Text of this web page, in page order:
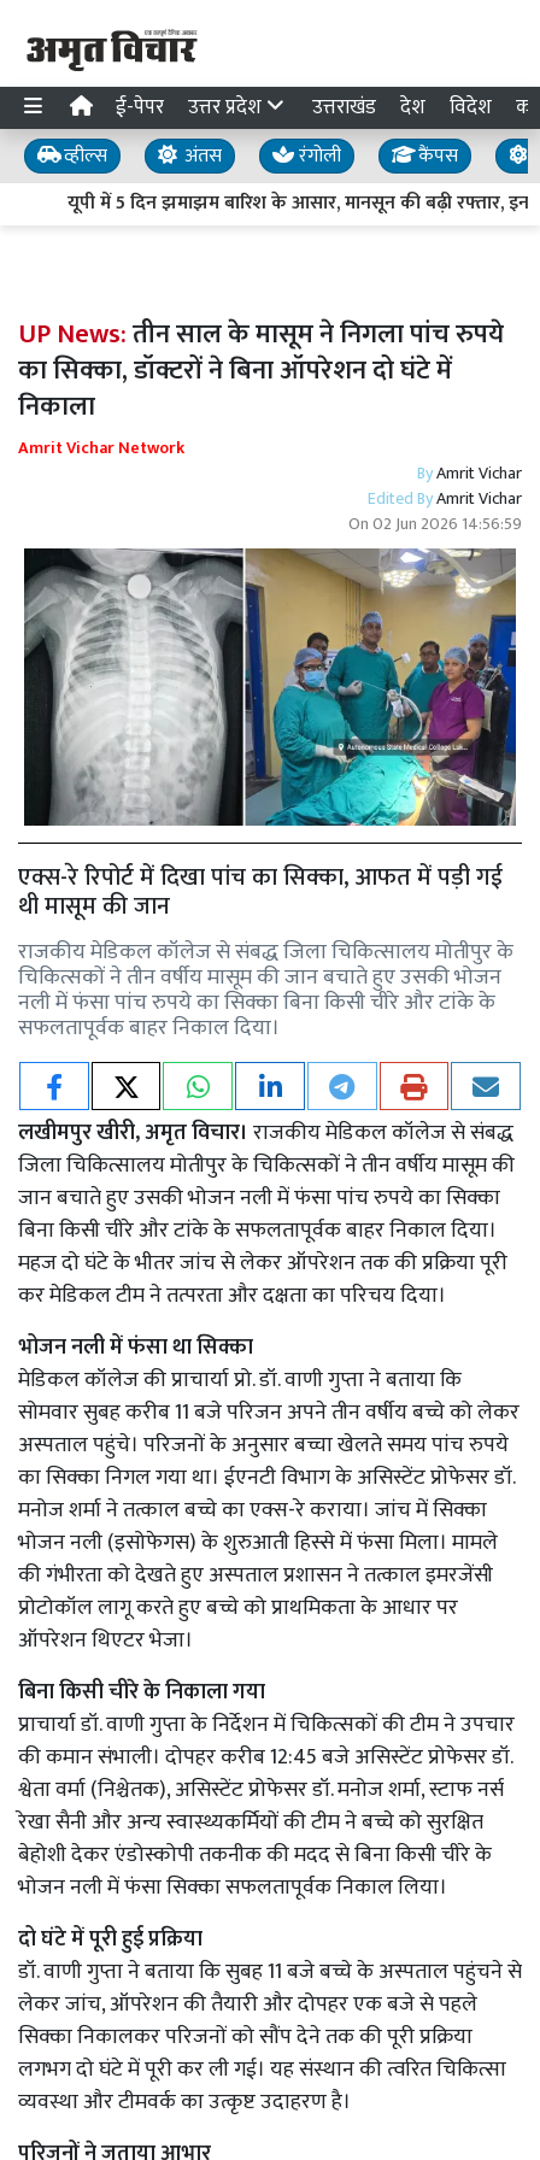
ई-पेपर उत्तर प्रदेश उत्तराखंड देश विदेश
व्हील्स अंतस रंगोली कैंपस
यूपी में 5 दिन झमाझम बारिश के आसार, मानसून की बढ़ी रफ्तार, इन
UP News:तीन साल के मासूम ने निगला पांच रुपये
का सिक्का, डॉक्टरों ने बिना ऑपरेशन दो घंटे में
निकाला
Amrit Vichar Network
ByAmrit Vichar
Edited ByAmrit Vichar
On02 Jun 2026 14:56:59
एक्स-रे रिपोर्ट में दिखा पांच का सिक्का, आफत में पड़ी गई
थी मासूम की जान
राजकीय मेडिकल कॉलेज से संबद्ध जिला चिकित्सालय मोतीपुर के
चिकित्सकों ने तीन वर्षीय मासूम की जान बचाते हुए उसकी भोजन
नली में फंसा पांच रुपये का सिक्का बिना किसी चीरे और टांके के
सफलतापूर्वक बाहर निकाल दिया।
लखीमपुर खीरी, अमृत विचार। राजकीय मेडिकल कॉलेज से संबद्ध
जिला चिकित्सालय मोतीपुर के चिकित्सकों ने तीन वर्षीय मासूम की
जान बचाते हुए उसकी भोजन नली में फंसा पांच रुपये का सिक्का
बिना किसी चीरे और टांके के सफलतापूर्वक बाहर निकाल दिया।
महज दो घंटे के भीतर जांच से लेकर ऑपरेशन तक की प्रक्रिया पूरी
कर मेडिकल टीम ने तत्परता और दक्षता का परिचय दिया।
भोजन नली में फंसा था सिक्का
मेडिकल कॉलेज की प्राचार्या प्रो. डॉ. वाणी गुप्ता ने बताया कि
सोमवार सुबह करीब 11 बजे परिजन अपने तीन वर्षीय बच्चे को लेकर
अस्पताल पहुंचे। परिजनों के अनुसार बच्चा खेलते समय पांच रुपये
का सिक्का निगल गया था। ईएनटी विभाग के असिस्टेंट प्रोफेसर डॉ.
मनोज शर्मा ने तत्काल बच्चे का एक्स-रे कराया। जांच में सिक्का
भोजन नली (इसोफेगस) के शुरुआती हिस्से में फंसा मिला। मामले
की गंभीरता को देखते हुए अस्पताल प्रशासन ने तत्काल इमरजेंसी
प्रोटोकॉल लागू करते हुए बच्चे को प्राथमिकता के आधार पर
ऑपरेशन थिएटर भेजा।
बिना किसी चीरे के निकाला गया
प्राचार्या डॉ. वाणी गुप्ता के निर्देशन में चिकित्सकों की टीम ने उपचार
की कमान संभाली। दोपहर करीब 12:45 बजे असिस्टेंट प्रोफेसर डॉ.
श्वेता वर्मा (निश्चेतक), असिस्टेंट प्रोफेसर डॉ. मनोज शर्मा, स्टाफ नर्स
रेखा सैनी और अन्य स्वास्थ्यकर्मियों की टीम ने बच्चे को सुरक्षित
बेहोशी देकर एंडोस्कोपी तकनीक की मदद से बिना किसी चीरे के
भोजन नली में फंसा सिक्का सफलतापूर्वक निकाल लिया।
दो घंटे में पूरी हुई प्रक्रिया
डॉ. वाणी गुप्ता ने बताया कि सुबह 11 बजे बच्चे के अस्पताल पहुंचने से
लेकर जांच, ऑपरेशन की तैयारी और दोपहर एक बजे से पहले
सिक्का निकालकर परिजनों को सौंप देने तक की पूरी प्रक्रिया
लगभग दो घंटे में पूरी कर ली गई। यह संस्थान की त्वरित चिकित्सा
व्यवस्था और टीमवर्क का उत्कृष्ट उदाहरण है।